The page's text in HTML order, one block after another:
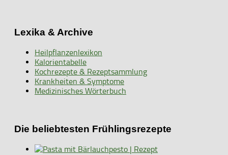
Lexika & Archive
Heilpflanzenlexikon
Kalorientabelle
Kochrezepte & Rezeptsammlung
Krankheiten & Symptome
Medizinisches Wörterbuch
Die beliebtesten Frühlingsrezepte